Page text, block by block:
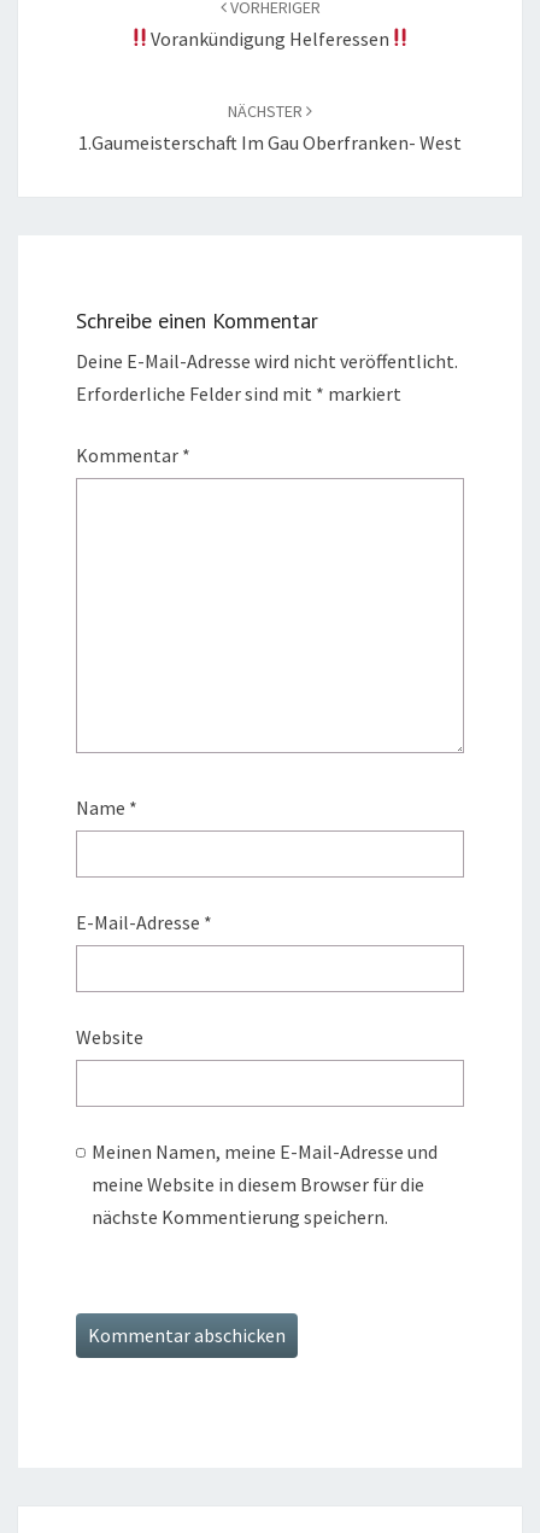
VORHERIGER
Vorankündigung Helferessen
NÄCHSTER
1.Gaumeisterschaft Im Gau Oberfranken- West
Schreibe einen Kommentar
Deine E-Mail-Adresse wird nicht veröffentlicht.
Erforderliche Felder sind mit * markiert
Kommentar *
Name *
E-Mail-Adresse *
Website
Meinen Namen, meine E-Mail-Adresse und
meine Website in diesem Browser für die
nächste Kommentierung speichern.